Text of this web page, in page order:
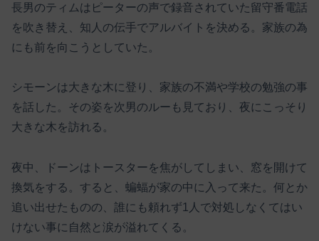
長男のティムはピーターの声で録音されていた留守番電話
を吹き替え、知人の伝手でアルバイトを決める。家族の為
にも前を向こうとしていた。
シモーンは大きな木に登り、家族の不満や学校の勉強の事
を話した。その姿を次男のルーも見ており、夜にこっそり
大きな木を訪れる。
夜中、ドーンはトースターを焦がしてしまい、窓を開けて
換気をする。すると、蝙蝠が家の中に入って来た。何とか
追い出せたものの、誰にも頼れず1人で対処しなくてはい
けない事に自然と涙が溢れてくる。